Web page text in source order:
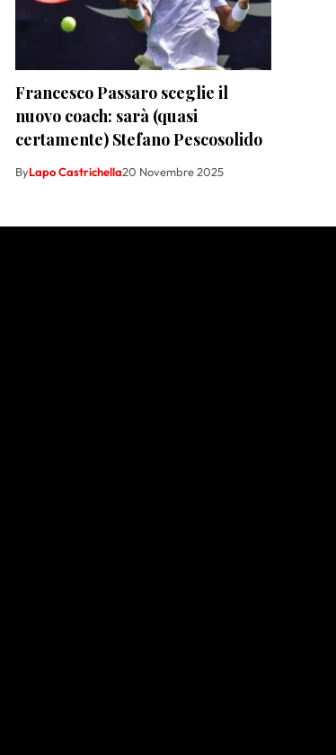
Francesco Passaro sceglie il
nuovo coach: sarà (quasi
certamente) Stefano Pescosolido
ByLapo Castrichella20 Novembre 2025